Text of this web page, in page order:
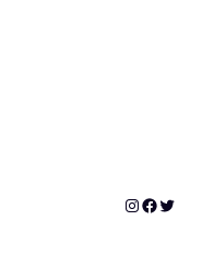
Instagram
Twitter